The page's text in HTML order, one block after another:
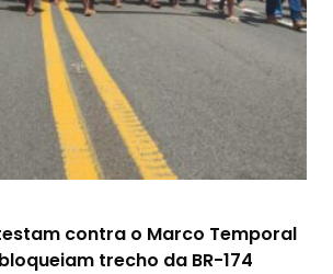
contra o Marco Temporal
trecho da BR-174